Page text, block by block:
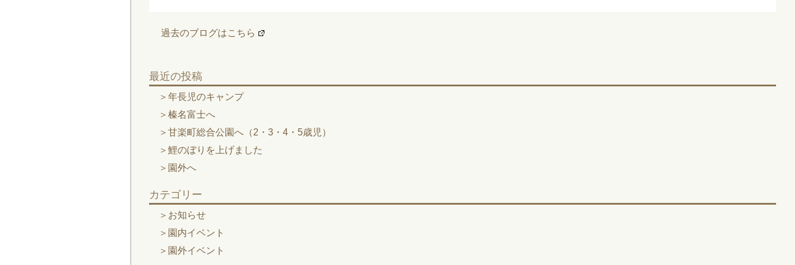
過去のブログはこちら
最近の投稿
年長児のキャンプ
榛名富士へ
甘楽町総合公園へ（2・3・4・5歳児）
鯉のぼりを上げました
園外へ
カテゴリー
お知らせ
園内イベント
園外イベント